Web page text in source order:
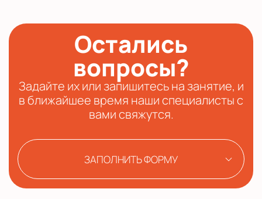
Остались
вопросы?
Задайте их или запишитесь на занятие, и
в ближайшее время наши специалисты с
вами свяжутся.
ЗАПОЛНИТЬ ФОРМУ